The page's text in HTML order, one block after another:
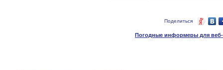
Поделиться
Погодные информеры для веб-